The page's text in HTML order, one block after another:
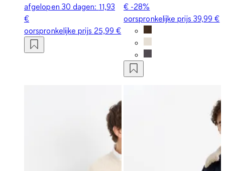
afgelopen 30 dagen: 11,93
€
oorspronkelijke prijs 25,99 €
€ -28%
oorspronkelijke prijs 39,99 €